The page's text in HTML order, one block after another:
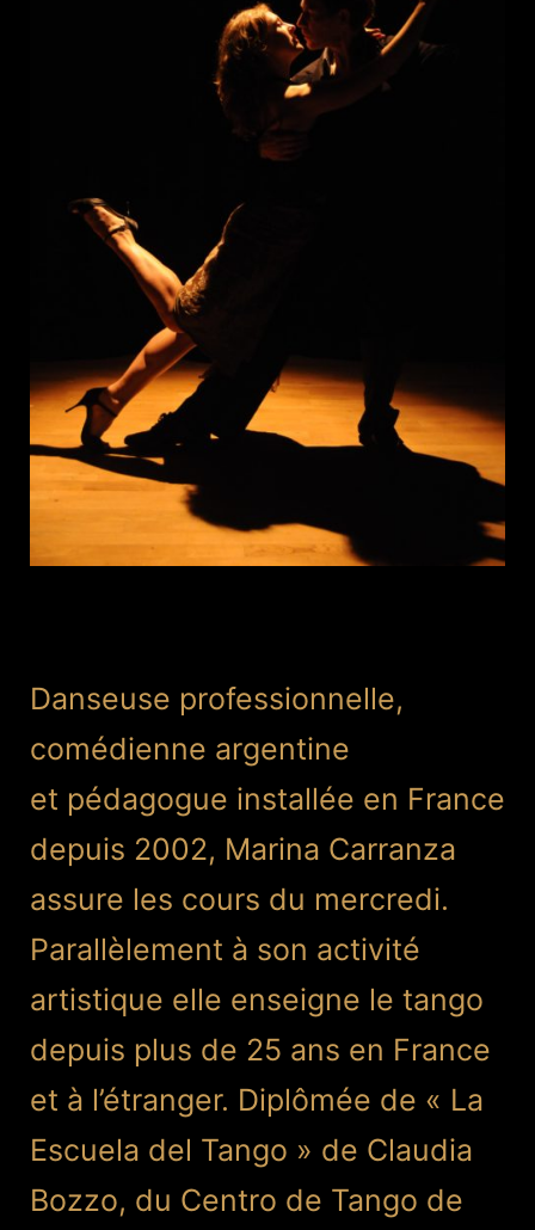
Danseuse professionnelle,
comédienne argentine
et pédagogue installée en France
depuis 2002, Marina Carranza
assure les cours du mercredi.
Parallèlement à son activité
artistique elle enseigne le tango
depuis plus de 25 ans en France
et à l’étranger. Diplômée de « La
Escuela del Tango » de Claudia
Bozzo, du Centro de Tango de